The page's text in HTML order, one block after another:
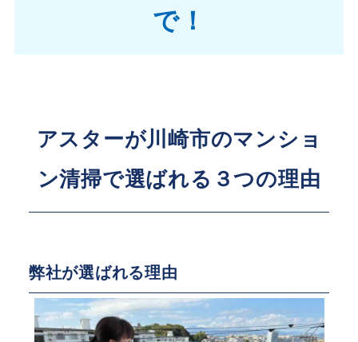
で！
アスターが川崎市のマンショ
ン清掃で選ばれる３つの理由
弊社が選ばれる理由